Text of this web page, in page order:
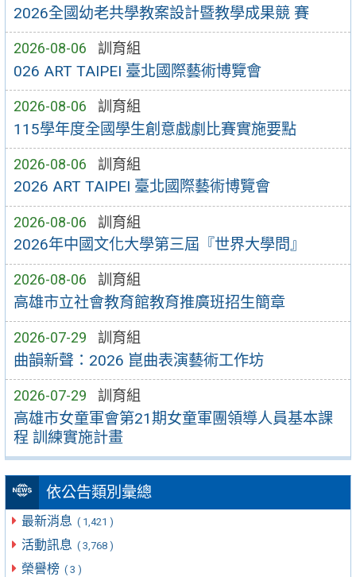
2026全國幼老共學教案設計暨教學成果競 賽
2026-08-06 訓育組
026 ART TAIPEI 臺北國際藝術博覽會
2026-08-06 訓育組
115學年度全國學生創意戲劇比賽實施要點
2026-08-06 訓育組
2026 ART TAIPEI 臺北國際藝術博覽會
2026-08-06 訓育組
2026年中國文化大學第三屆『世界大學問』
2026-08-06 訓育組
高雄市立社會教育館教育推廣班招生簡章
2026-07-29 訓育組
曲韻新聲：2026 崑曲表演藝術工作坊
2026-07-29 訓育組
高雄市女童軍會第21期女童軍團領導人員基本課
程 訓練實施計畫
依公告類別彙總
最新消息 ( 1,421 )
活動訊息 ( 3,768 )
榮譽榜 ( 3 )